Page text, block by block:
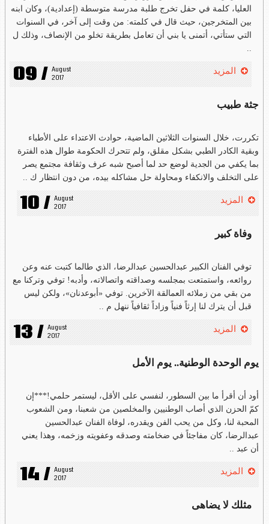
العليا، كلمة في حفل تخرج طلبة مدرسة متوسطة (إعدادية)، وكان ابنه
بين المتخرجين، حيث قال في كلمته: من وقت إلى آخر، في السنوات
التي ستأتي، أتمنى يا بني أن تعامل بطريقة تخلو من الإنصاف، وذلك ل
..
09 / August
2017
المزيد
جثة طبيب
تكررت، خلال السنوات الثلاثين الماضية، حوادث الاعتداء على الأطباء
وبقية الكادر الطبي بشكل مقلق، ولم تتحرك الحكومة طوال هذه الفترة
بما يكفي من الجدية لوضع حد لما أصبح شبه عرف وثقافة مجتمع يصر
على التخلف والانكفاء ومحاولة حل مشاكله بيده، من دون انتظار ك ..
10 / August
2017
المزيد
وفاة كبير
توفي الفنان الكبير عبدالحسين عبدالرضا، الذي طالما كتبت عنه وعن
روائعه، واستمتعت بمجلسه وصداقته واتصالاته، وأدبه! توفي وتركنا مع
من بقي من زملائه العمالقة الآخرين. توفي «أبوعدنان»، ولكن ليس
قبل أن يترك لنا إرثاً فنياً وزاداً ثقافياً ننهل م ..
13 / August
2017
المزيد
يوم الوحدة الوطنية.. يوم الأمل
أود أن أقرأ ما بين السطور، لنفسي على الأقل، ليستمر حلمي!***إن
كمّ الحزن الذي أصاب الوطنيين والمخلصين من شعبنا، ومن الشعوب
المحبة لنا، وكل من يحب الفن ويقدره، لوفاة الفنان عبدالحسين
عبدالرضا، كان مفاجئاً في ضخامته وصدقه وعفويته وزخمه، وهذا يعني
أن عبد ..
14 / August
2017
المزيد
مثلك لا يضاهى